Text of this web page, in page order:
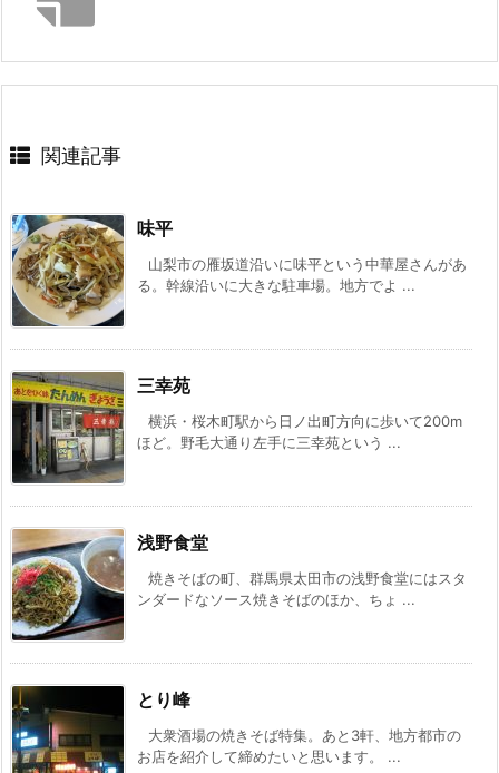
関連記事
味平
山梨市の雁坂道沿いに味平という中華屋さんがあ
る。幹線沿いに大きな駐車場。地方でよ ...
三幸苑
横浜・桜木町駅から日ノ出町方向に歩いて200m
ほど。野毛大通り左手に三幸苑という ...
浅野食堂
焼きそばの町、群馬県太田市の浅野食堂にはスタ
ンダードなソース焼きそばのほか、ちょ ...
とり峰
大衆酒場の焼きそば特集。あと3軒、地方都市の
お店を紹介して締めたいと思います。 ...